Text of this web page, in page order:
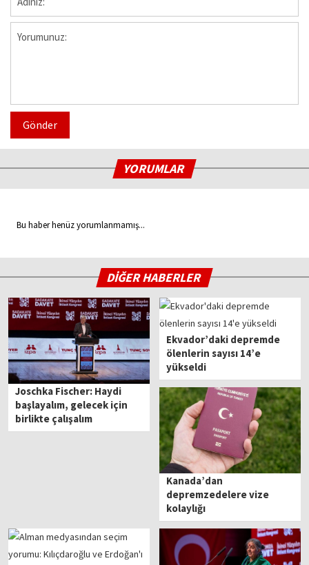
Gönder
YORUMLAR
Bu haber henüz yorumlanmamış...
DİĞER HABERLER
Joschka Fischer: Haydi
başlayalım, gelecek için
birlikte çalışalım
Ekvador’daki depremde
ölenlerin sayısı 14’e
yükseldi
Kanada’dan
depremzedelere vize
kolaylığı